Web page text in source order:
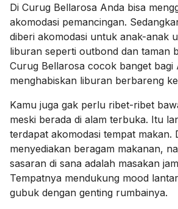
Di Curug Bellarosa Anda bisa
akomodasi pemancingan.
diberi akomodasi untuk anak-anak
liburan seperti outbond dan taman
Curug Bellarosa cocok banget bagi
menghabiskan liburan berbareng
Kamu juga gak perlu ribet-ribet
meski berada di alam terbuka. Itu
terdapat akomodasi tempat makan.
menyediakan beragam makanan,
sasaran di sana adalah masakan
Tempatnya mendukung mood
gubuk dengan genting rumbainya.